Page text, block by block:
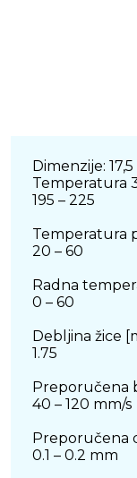
Dimenzije: 17,5
Temperatura
195 – 225
Temperatura
20 – 60
Radna
0 – 60
Debljina žice
1.75
Preporučena
40 – 120 mm/s
Preporučena
0.1 – 0.2 mm